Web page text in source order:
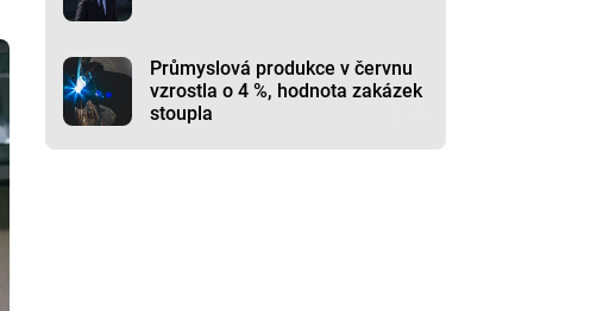
Průmyslová produkce v červnu
vzrostla o 4 %, hodnota zakázek
stoupla